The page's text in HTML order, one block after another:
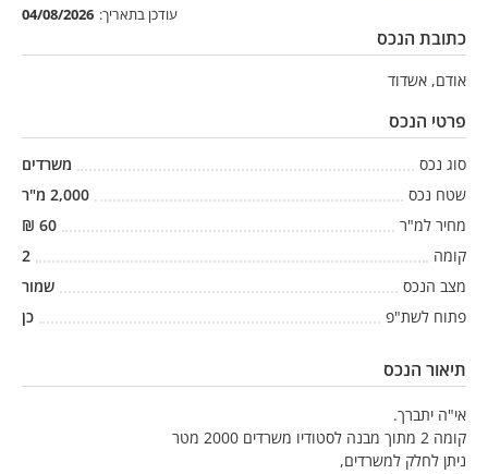
עודכן בתאריך: 04/08/2026
כתובת הנכס
אודם, אשדוד
פרטי הנכס
סוג נכס
משרדים
שטח נכס
2,000 מ"ר
מחיר למ"ר
60
₪
קומה
2
מצב הנכס
שמור
פתוח לשת"פ
כן
תיאור הנכס
אי"ה יתברך.
קומה 2 מתוך מבנה לסטודיו משרדים 2000 מטר
ניתן לחלק למשרדים,